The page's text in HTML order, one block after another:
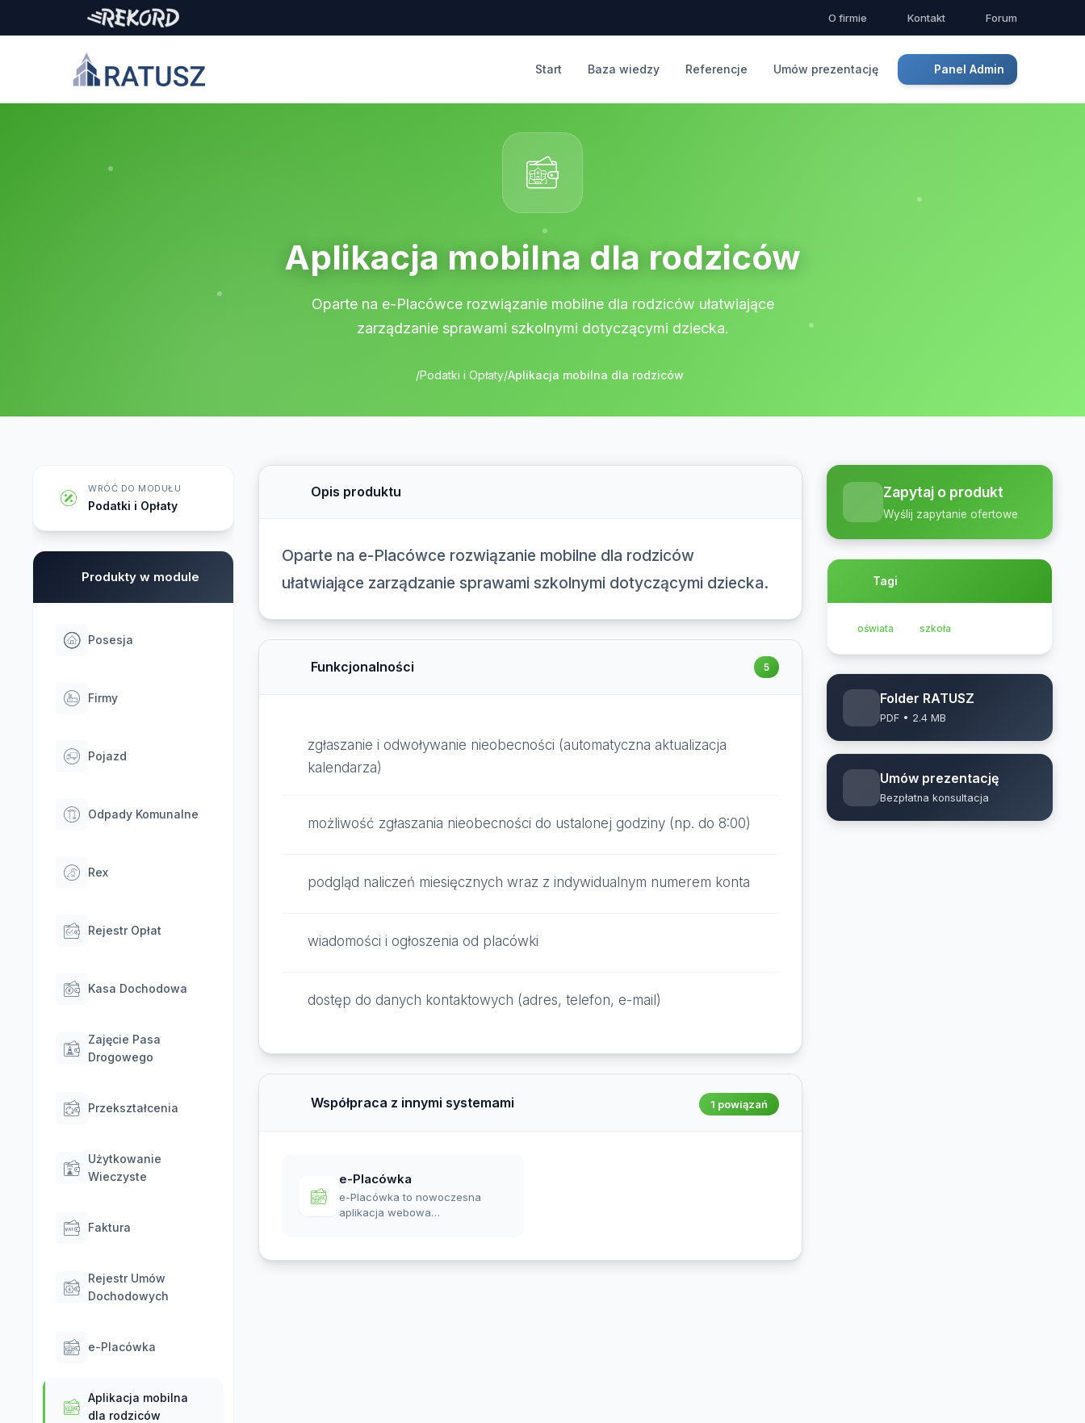
O firmie Kontakt Forum
Start Baza wiedzy Referencje Umów prezentację Panel Admin
Aplikacja mobilna dla rodziców
Oparte na e-Placówce rozwiązanie mobilne dla rodziców ułatwiające
zarządzanie sprawami szkolnymi dotyczącymi dziecka.
/Podatki i Opłaty/Aplikacja mobilna dla rodziców
WRÓĆ DO MODUŁU
Podatki i Opłaty
Produkty w module
Posesja
Firmy
Pojazd
Odpady Komunalne
Rex
Rejestr Opłat
Kasa Dochodowa
Zajęcie Pasa
Drogowego
Przekształcenia
Użytkowanie
Wieczyste
Faktura
Rejestr Umów
Dochodowych
e-Placówka
Aplikacja mobilna
dla rodziców
Opis produktu
Oparte na e-Placówce rozwiązanie mobilne dla rodziców
ułatwiające zarządzanie sprawami szkolnymi dotyczącymi dziecka.
Funkcjonalności 5
zgłaszanie i odwoływanie nieobecności (automatyczna aktualizacja
kalendarza)
możliwość zgłaszania nieobecności do ustalonej godziny (np. do 8:00)
podgląd naliczeń miesięcznych wraz z indywidualnym numerem konta
wiadomości i ogłoszenia od placówki
dostęp do danych kontaktowych (adres, telefon, e-mail)
Współpraca z innymi systemami 1 powiązań
e-Placówka
e-Placówka to nowoczesna
aplikacja webowa
Zapytaj o produkt
Wyślij zapytanie ofertowe
Tagi
oświata szkoła
Folder RATUSZ
PDF • 2.4 MB
Umów prezentację
Bezpłatna konsultacja